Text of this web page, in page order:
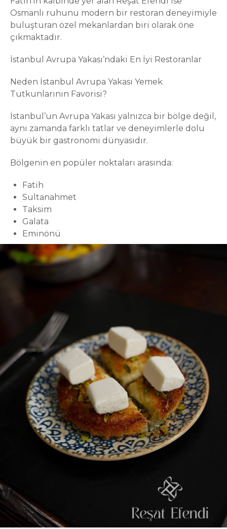
Osmanlı ruhunu modern bir restoran deneyimiyle
buluşturan özel mekanlardan biri olarak öne
çıkmaktadır.
İstanbul Avrupa Yakası’ndaki En İyi Restoranlar
Neden İstanbul Avrupa Yakası Yemek
Tutkunlarının Favorisi?
İstanbul’un Avrupa Yakası yalnızca bir bölge değil,
aynı zamanda farklı tatlar ve deneyimlerle dolu
büyük bir gastronomi dünyasıdır.
Bölgenin en popüler noktaları arasında:
Fatih
Sultanahmet
Taksim
Galata
Eminönü